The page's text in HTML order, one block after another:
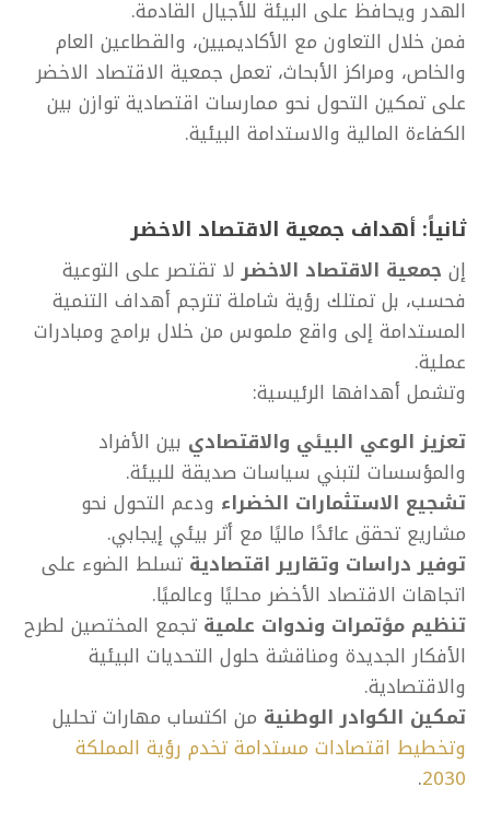
الهدر ويحافظ على البيئة للأجيال القادمة.
فمن خلال التعاون مع الأكاديميين، والقطاعين العام
والخاص، ومراكز الأبحاث، تعمل جمعية الاقتصاد الاخضر
على تمكين التحول نحو ممارسات اقتصادية توازن بين
الكفاءة المالية والاستدامة البيئية.
ثانياً: أهداف جمعية الاقتصاد الاخضر
إن جمعية الاقتصاد الاخضرلا تقتصر على التوعية
فحسب، بل تمتلك رؤية شاملة تترجم أهداف التنمية
المستدامة إلى واقع ملموس من خلال برامج ومبادرات
عملية.
وتشمل أهدافها الرئيسية:
تعزيز الوعي البيئي والاقتصادي بين الأفراد
والمؤسسات لتبني سياسات صديقة للبيئة.
تشجيع الاستثمارات الخضراء ودعم التحول نحو
مشاريع تحقق عائدًا ماليًا مع أثر بيئي إيجابي.
توفير دراسات وتقارير اقتصادية تسلط الضوء على
اتجاهات الاقتصاد الأخضر محليًا وعالميًا.
تنظيم مؤتمرات وندوات علمية تجمع المختصين لطرح
الأفكار الجديدة ومناقشة حلول التحديات البيئية
والاقتصادية.
تمكين الكوادر الوطنية من اكتساب مهارات تحليل
وتخطيط اقتصادات مستدامة تخدم رؤية المملكة
2030
.